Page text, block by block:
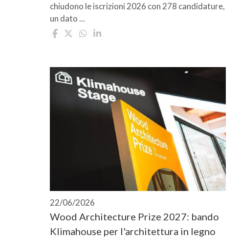
chiudono le iscrizioni 2026 con 278 candidature,
un dato ...
22/06/2026
Wood Architecture Prize 2027: bando
Klimahouse per l'architettura in legno